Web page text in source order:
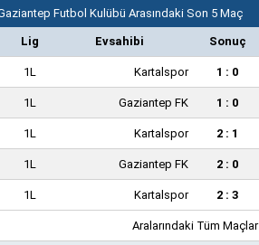
Futbol Kulübü Arasındaki Son 5 Maç
Lig Evsahibi Sonuç
1L Kartalspor 1 : 0
1L Gaziantep FK 1 : 0
1L Kartalspor 2 : 1
1L Gaziantep FK 2 : 0
1L Kartalspor 2 : 3
Aralarındaki Tüm Maçlar